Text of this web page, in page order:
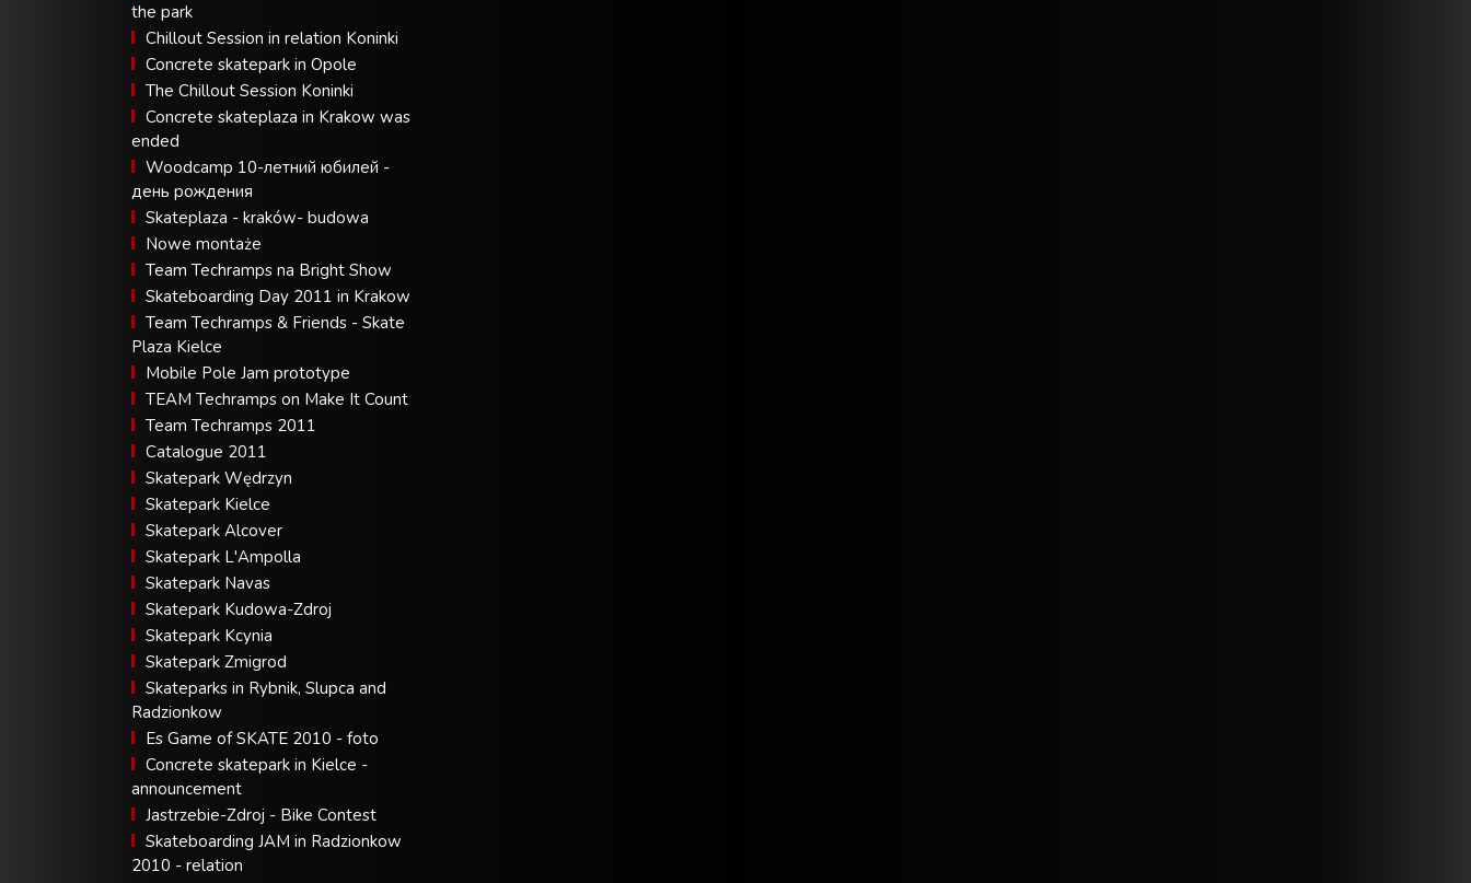
the park
Chillout Session in relation Koninki
Concrete skatepark in Opole
The Chillout Session Koninki
Concrete skateplaza in Krakow was
ended
Woodcamp 10-летний юбилей -
день рождения
Skateplaza - kraków- budowa
Nowe montaże
Team Techramps na Bright Show
Skateboarding Day 2011 in Krakow
Team Techramps & Friends - Skate
Plaza Kielce
Mobile Pole Jam prototype
TEAM Techramps on Make It Count
Team Techramps 2011
Catalogue 2011
Skatepark Wędrzyn
Skatepark Kielce
Skatepark Alcover
Skatepark L'Ampolla
Skatepark Navas
Skatepark Kudowa-Zdroj
Skatepark Kcynia
Skatepark Zmigrod
Skateparks in Rybnik, Slupca and
Radzionkow
Es Game of SKATE 2010 - foto
Concrete skatepark in Kielce -
announcement
Jastrzebie-Zdroj - Bike Contest
Skateboarding JAM in Radzionkow
2010 - relation